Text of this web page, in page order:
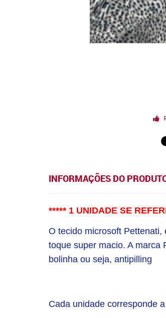
INFORMAÇÕES DO
***** 1 UNIDADE SE
O tecido microsoft
toque super macio. A marca
bolinha ou seja, antipilling
Cada unidade corresponde